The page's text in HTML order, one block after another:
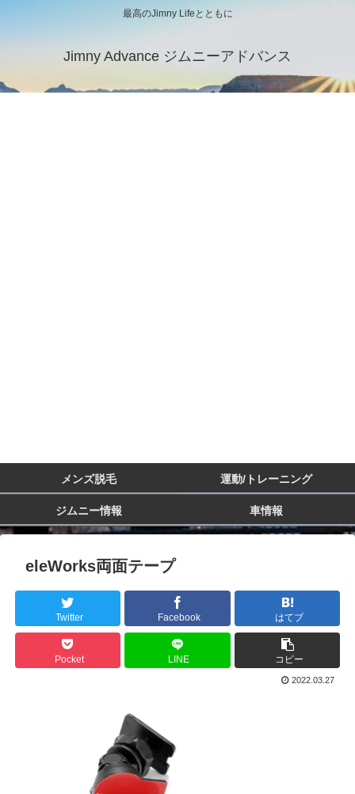
最高のJimny Lifeとともに
Jimny Advance ジムニーアドバンス
メンズ脱毛 運動/トレーニング
ジムニー情報 車情報
eleWorks両面テープ
Twitter Facebook はてブ
Pocket LINE コピー
2022.03.27